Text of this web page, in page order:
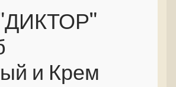
и Крем